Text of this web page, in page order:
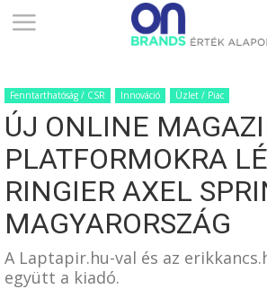
ONBRANDS
–
ÉRTÉK
ALAPON
Fenntarthatóság / CSR Innováció Üzlet / Piac
ÚJ ONLINE
PLATFORMOKRA
RINGIER AXEL
MAGYARORSZÁG
A Laptapir.hu-val és az
együtt a kiadó.